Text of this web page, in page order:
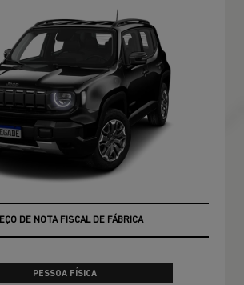
VEÍCULO A PRONTA ENTREGA
PESSOA FÍSICA